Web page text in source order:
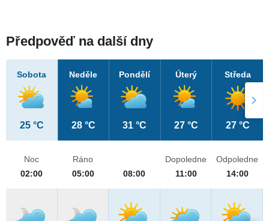
Předpověď na další dny
Sobota
25 °C
Neděle
28 °C
Pondělí
31 °C
Úterý
27 °C
Středa
27 °C
Noc
02:00
Ráno
05:00
08:00
Dopoledne
11:00
Odpoledne
14:00